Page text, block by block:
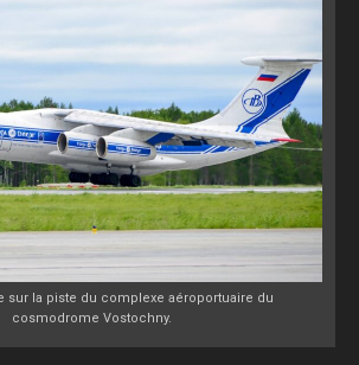
sur la piste du complexe aéroportuaire du
cosmodrome Vostochny.